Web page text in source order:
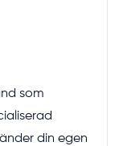
som
din egen